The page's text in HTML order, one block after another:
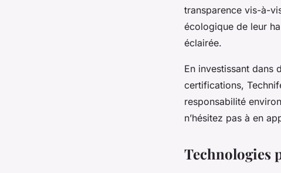
transparence vis-à-
écologique de leur
éclairée.
En investissant dans
certifications,
responsabilité
n’hésitez pas à en
Technologies